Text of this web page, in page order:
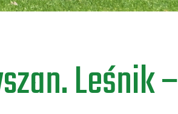
Leśnik –